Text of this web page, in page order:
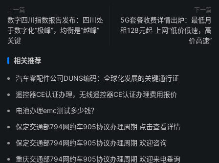
上一篇
数字四川指数报告发布：四川处
于数字化“极峰”，均衡是“越峰”
关键
下一篇
5G套餐收费详情出炉：最低月
租128元起 上网“低价低速，高
价高速”
相关推荐
汽车零配件公司DUNS编码：全球化发展的关键通行证
遥控器CE认证办理，无线遥控器CE认证办理费用报价
电池办理emc测试多少钱？
保定交通部794网约车905协议办理周期 点击查看详情
保定交通部794网约车905协议办理周期 欢迎咨询
重庆交通部794网约车905协议办理周期 欢迎来电垂询